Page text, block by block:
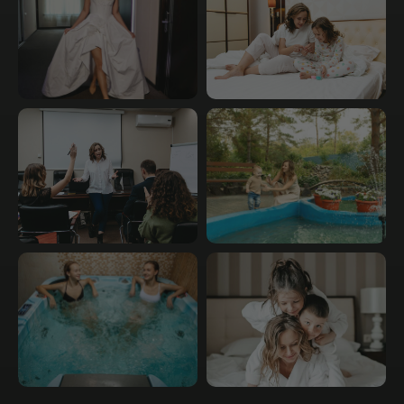
Аквааэробика
Сауна с бассейном
Хаммам с джакузи
Тренажёрный зал
Акции
Подарочные сертификаты
Забронировать номер
Обратный звонок
Партнеры
Правила предоставления услуг
© 2026 АБНИКУМ. Все права защищены
Политика конфиденциальности
Пользовательское
соглашение
Разработка сайта